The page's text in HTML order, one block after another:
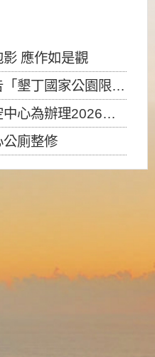
應作如是觀
域遊憩活動之種類、範圍、時間及行為」，自即日生效。
箭競賽，陸、海、空域警戒及協調相關事宜，因颱風備案事宜
廁整修